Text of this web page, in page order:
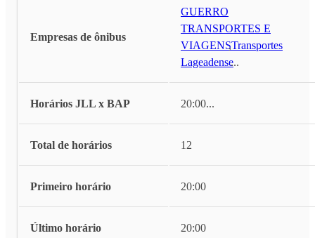
Empresas de ônibus
GUERRO
TRANSPORTES E
VIAGENS,Transportes
Lageadense...
Horários JLL x BAP 20:00...
Total de horários 12
Primeiro horário 20:00
Último horário 20:00